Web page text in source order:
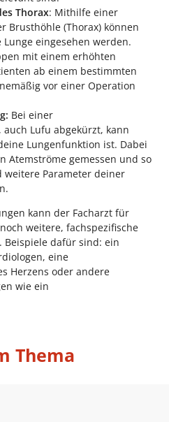
Thorax: Mithilfe einer
Brusthöhle (Thorax) können
eingesehen werden.
mit einem erhöhten
ab einem bestimmten
vor einer Operation
Bei einer
Lufu abgekürzt, kann
Lungenfunktion ist. Dabei
Atemströme gemessen und so
Parameter deiner
kann der Facharzt für
weitere, fachspezifische
Beispiele dafür sind: ein
eine
Herzens oder andere
wie ein
Thema